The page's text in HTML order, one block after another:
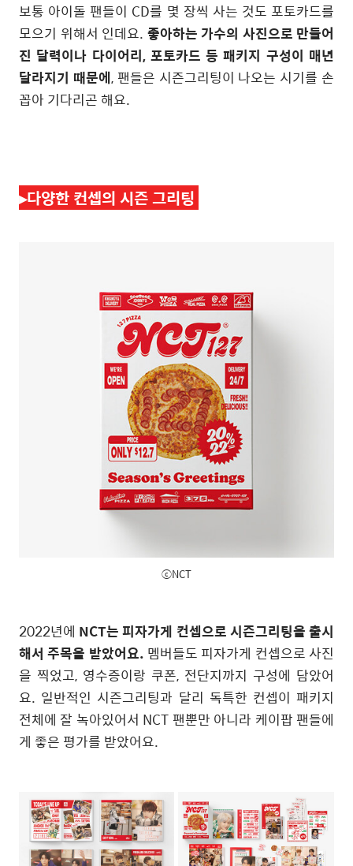
보통 아이돌 팬들이 CD를 몇 장씩 사는 것도 포토카드를
모으기 위해서 인데요. 좋아하는 가수의 사진으로 만들어
진 달력이나 다이어리, 포토카드 등 패키지 구성이 매년
달라지기 때문에, 팬들은 시즌그리팅이 나오는 시기를 손
꼽아 기다리곤 해요.
▸다양한 컨셉의 시즌 그리팅
ⓒNCT
2022년에 NCT는 피자가게 컨셉으로 시즌그리팅을 출시
해서 주목을 받았어요. 멤버들도 피자가게 컨셉으로 사진
을 찍었고, 영수증이랑 쿠폰, 전단지까지 구성에 담았어
요. 일반적인 시즌그리팅과 달리 독특한 컨셉이 패키지
전체에 잘 녹아있어서 NCT 팬뿐만 아니라 케이팝 팬들에
게 좋은 평가를 받았어요.